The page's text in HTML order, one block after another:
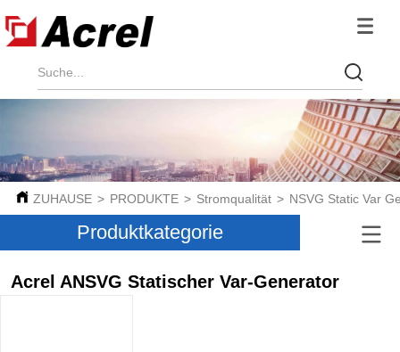
ZUHAUSE > PRODUKTE > Stromqualität > NSVG Static Var
Produktkategorie
Acrel ANSVG Statischer Var-Generator